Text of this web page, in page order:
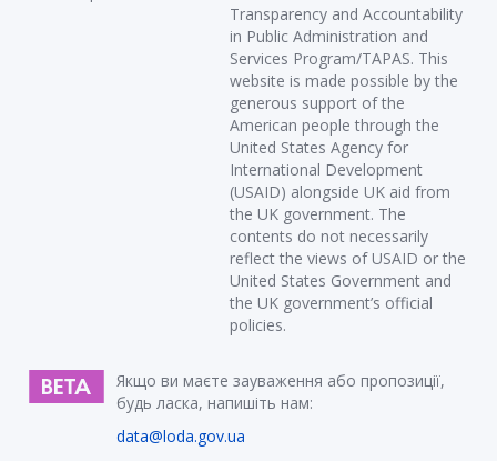
Transparency and Accountability
in Public Administration and
Services Program/TAPAS. This
website is made possible by the
generous support of the
American people through the
United States Agency for
International Development
(USAID) alongside UK aid from
the UK government. The
contents do not necessarily
reflect the views of USAID or the
United States Government and
the UK government’s official
policies.
Якщо ви маєте зауваження або пропозиції,
будь ласка, напишіть нам:
data@loda.gov.ua